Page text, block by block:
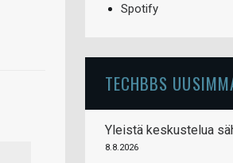
Spotify
TECHBBS
Yleistä keskustelua
8.8.2026